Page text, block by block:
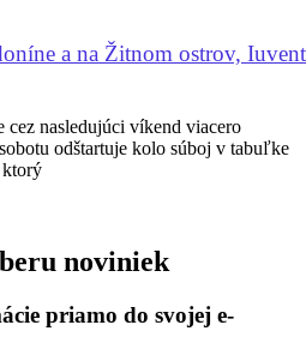
a na Žitnom ostrov,
nasledujúci víkend viacero
odštartuje kolo súboj v tabuľke
ktorý
noviniek
priamo do svojej e-